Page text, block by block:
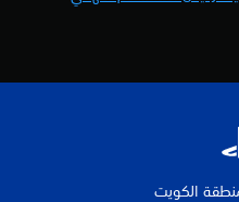
الكويت‏